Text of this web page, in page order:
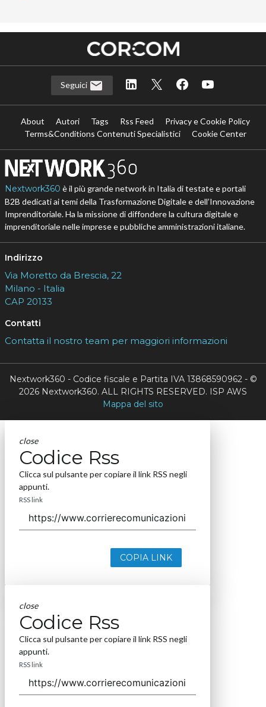
Seguici
About Autori Tags Rss Feed
Privacy e Cookie Policy
Terms&Conditions Contenuti Specialistici
Cookie Center
Nextwork360 è il più grande network in Italia di testate e portali
B2B dedicati ai temi della Trasformazione Digitale e dell’Innovazione
Imprenditoriale. Ha la missione di diffondere la cultura digitale e
imprenditoriale nelle imprese e pubbliche amministrazioni italiane.
Indirizzo
Via Moretto da Brescia, 22
Milano - Italia
CAP 20133
Contatti
Contatta il nostro team per maggiori informazioni
Nextwork360 - Codice fiscale e Partita IVA 13868590962 - ©
2026 Nextwork360. ALL RIGHTS RESERVED. ISP AWS
Mappa del sito
close
Codice Rss
Clicca sul pulsante per copiare il link RSS negli
appunti.
RSS link
COPIA LINK
close
Codice Rss
Clicca sul pulsante per copiare il link RSS negli
appunti.
RSS link